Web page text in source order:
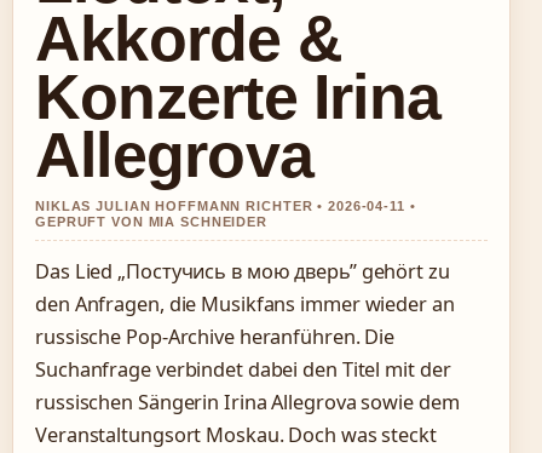
Akkorde &
Konzerte Irina
Allegrova
NIKLAS JULIAN HOFFMANN RICHTER • 2026-04-11 •
GEPRUFT VON MIA SCHNEIDER
Das Lied „Постучись в мою дверь” gehört zu
den Anfragen, die Musikfans immer wieder an
russische Pop-Archive heranführen. Die
Suchanfrage verbindet dabei den Titel mit der
russischen Sängerin Irina Allegrova sowie dem
Veranstaltungsort Moskau. Doch was steckt